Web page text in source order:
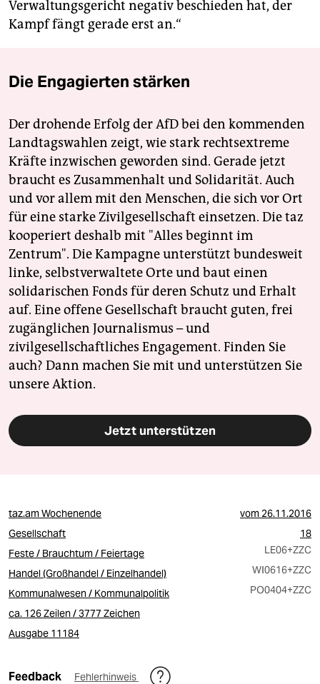
Verwaltungsgericht negativ beschieden hat, der
Kampf fängt gerade erst an.“
Die Engagierten stärken
Der drohende Erfolg der AfD bei den kommenden
Landtagswahlen zeigt, wie stark rechtsextreme
Kräfte inzwischen geworden sind. Gerade jetzt
braucht es Zusammenhalt und Solidarität. Auch
und vor allem mit den Menschen, die sich vor Ort
für eine starke Zivilgesellschaft einsetzen. Die taz
kooperiert deshalb mit "Alles beginnt im
Zentrum". Die Kampagne unterstützt bundesweit
linke, selbstverwaltete Orte und baut einen
solidarischen Fonds für deren Schutz und Erhalt
auf. Eine offene Gesellschaft braucht guten, frei
zugänglichen Journalismus – und
zivilgesellschaftliches Engagement. Finden Sie
auch? Dann machen Sie mit und unterstützen Sie
unsere Aktion.
Jetzt unterstützen
taz.am Wochenende vom26.11.2016
Gesellschaft
18
Feste / Brauchtum / Feiertage
LE06+ZZC
Handel (Großhandel / Einzelhandel)
WI0616+ZZC
Kommunalwesen / Kommunalpolitik
PO0404+ZZC
ca. 126 Zeilen / 3777 Zeichen
Ausgabe 11184
Feedback Fehlerhinweis